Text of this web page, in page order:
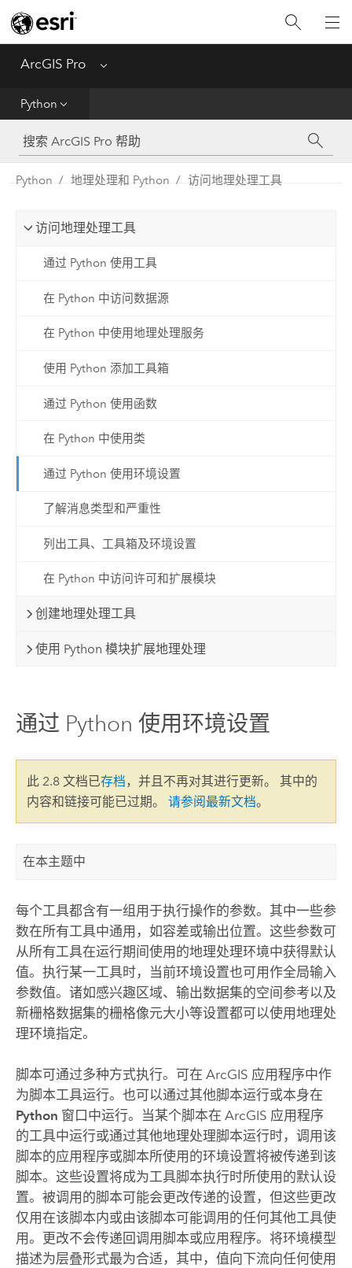
ArcGIS Pro Menu
Python
工具参考
Python
Python 地理处理和 Python 访问地理处理工具
访问地理处理工具
通过 Python 使用工具
在 Python 中访问数据源
在 Python 中使用地理处理服务
使用 Python 添加工具箱
通过 Python 使用函数
在 Python 中使用类
通过 Python 使用环境设置
了解消息类型和严重性
列出工具、工具箱及环境设置
在 Python 中访问许可和扩展模块
创建地理处理工具
使用 Python 模块扩展地理处理
通过 Python 使用环境设置
此 2.8 文档已存档，并且不再对其进行更新。 其中的
内容和链接可能已过期。 请参阅最新文档。
在本主题中
每个工具都含有一组用于执行操作的参数。其中一些参
数在所有工具中通用，如容差或输出位置。这些参数可
从所有工具在运行期间使用的地理处理环境中获得默认
值。执行某一工具时，当前环境设置也可用作全局输入
参数值。诸如感兴趣区域、输出数据集的空间参考以及
新栅格数据集的栅格像元大小等设置都可以使用地理处
理环境指定。
脚本可通过多种方式执行。可在 ArcGIS 应用程序中作
为脚本工具运行。也可以通过其他脚本运行或本身在
Python 窗口中运行。当某个脚本在 ArcGIS 应用程序
的工具中运行或通过其他地理处理脚本运行时，调用该
脚本的应用程序或脚本所使用的环境设置将被传递到该
脚本。这些设置将成为工具脚本执行时所使用的默认设
置。被调用的脚本可能会更改传递的设置，但这些更改
仅用在该脚本内或由该脚本可能调用的任何其他工具使
用。更改不会传递回调用脚本或应用程序。将环境模型
描述为层叠形式最为合适，其中，值向下流向任何使用